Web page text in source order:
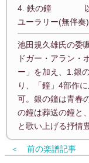
4. 鉄の鐘 以
ユーラリー(無伴
池田規久雄氏の委
ドガー・アラン・
ー」を加え、1.
り、「鐘」4部作
可。銀の鐘は青春
の鐘は葬送の鐘と
と歌い上げる抒情
＜ 前の楽譜記事